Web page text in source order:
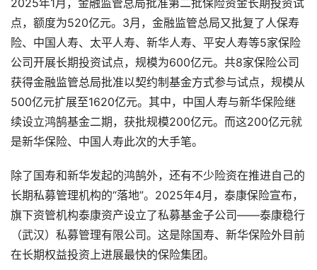
2025年1月，金融监管总局批准第二批保险资金长期投资试
点，额度为520亿元。3月，金融监管总局又批复了人保寿
险、中国人寿、太平人寿、新华人寿、平安人寿等5家保险
公司开展长期投资试点，规模为600亿元。共8家保险公司
获得金融监管总局批准以契约制基金方式参与试点，规模从
500亿元扩展至1620亿元。其中，中国人寿与新华保险继
续设立鸿鹄基金二期，获批规模200亿元。而这200亿元就
是新华保险、中国人寿此次的大手笔。
除了国寿和新华发起的鸿鹄外，还有不少险资在推进自己的
长期私募管理机构的“落地”。2025年4月，泰康保险宣布，
旗下资管机构泰康资产设立了私募基金子公司——泰康稳行
（武汉）私募管理有限公司。这是除国寿、新华保险外目前
在长期权益投资上进展最快的保险集团。